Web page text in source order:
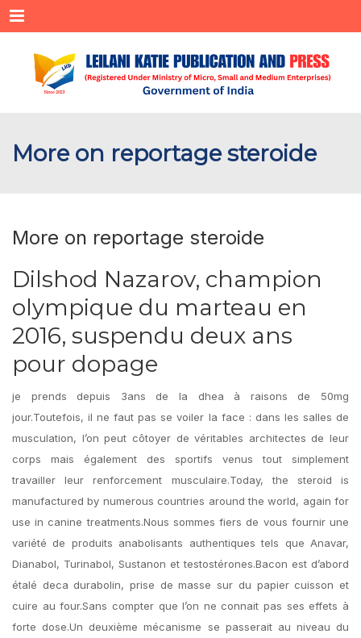
Menu
More on reportage steroide
More on reportage steroide
Dilshod Nazarov, champion
olympique du marteau en
2016, suspendu deux ans
pour dopage
je prends depuis 3ans de la dhea à raisons de 50mg
jour.Toutefois, il ne faut pas se voiler la face : dans les salles de
musculation, l’on peut côtoyer de véritables architectes de leur
corps mais également des sportifs venus tout simplement
travailler leur renforcement musculaire.Today, the steroid is
manufactured by numerous countries around the world, again for
use in canine treatments.Nous sommes fiers de vous fournir une
variété de produits anabolisants authentiques tels que Anavar,
Dianabol, Turinabol, Sustanon et testostérones.Bacon est d’abord
étalé deca durabolin, prise de masse sur du papier cuisson et
cuire au four.Sans compter que l’on ne connait pas ses effets à
forte dose.Un deuxième mécanisme se passerait au niveau du